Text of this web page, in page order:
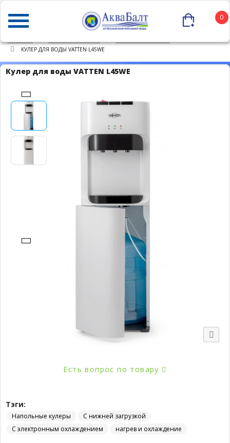
0
КУЛЕР ДЛЯ ВОДЫ VATTEN L45WE
Кулер для воды VATTEN L45WE
Есть вопрос по товару
Тэги:
Напольные кулеры
С нижней загрузкой
С электронным охлаждением
нагрев и охлаждение